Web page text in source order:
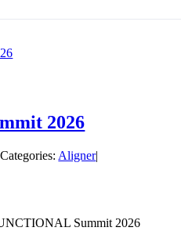
2026
Categories: Aligner|
Summit 2026